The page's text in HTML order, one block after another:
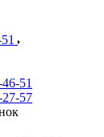
51
57